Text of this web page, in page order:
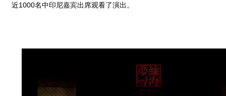
近1000名中印尼嘉宾出席观看了演出。